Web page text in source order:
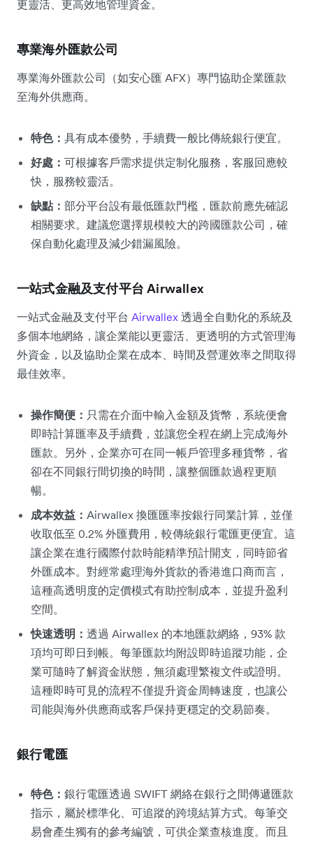
更靈活、更高效地管理資金。
專業海外匯款公司
專業海外匯款公司（如安心匯 AFX）專門協助企業匯款
至海外供應商。
特色： 具有成本優勢，手續費一般比傳統銀行便宜。
好處： 可根據客戶需求提供定制化服務，客服回應較
快，服務較靈活。
缺點： 部分平台設有最低匯款門檻，匯款前應先確認
相關要求。建議您選擇規模較大的跨國匯款公司，確
保自動化處理及減少錯漏風險。
一站式金融及支付平台 Airwallex
一站式金融及支付平台 Airwallex 透過全自動化的系統及
多個本地網絡，讓企業能以更靈活、更透明的方式管理海
外資金，以及協助企業在成本、時間及營運效率之間取得
最佳效率。
操作簡便： 只需在介面中輸入金額及貨幣，系統便會
即時計算匯率及手續費，並讓您全程在網上完成海外
匯款。另外，企業亦可在同一帳戶管理多種貨幣，省
卻在不同銀行間切換的時間，讓整個匯款過程更順
暢。
成本效益： Airwallex 換匯匯率按銀行同業計算，並僅
收取低至 0.2% 外匯費用，較傳統銀行電匯更便宜。這
讓企業在進行國際付款時能精準預計開支，同時節省
外匯成本。對經常處理海外貨款的香港進口商而言，
這種高透明度的定價模式有助控制成本，並提升盈利
空間。
快速透明： 透過 Airwallex 的本地匯款網絡，93% 款
項均可即日到帳。每筆匯款均附設即時追蹤功能，企
業可隨時了解資金狀態，無須處理繁複文件或證明。
這種即時可見的流程不僅提升資金周轉速度，也讓公
司能與海外供應商或客戶保持更穩定的交易節奏。
銀行電匯
特色： 銀行電匯透過 SWIFT 網絡在銀行之間傳遞匯款
指示，屬於標準化、可追蹤的跨境結算方式。每筆交
易會產生獨有的參考編號，可供企業查核進度。而且